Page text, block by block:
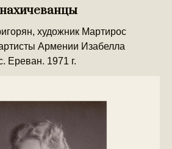
художник Мартирос
Армении Изабелла
Ереван. 1971 г.